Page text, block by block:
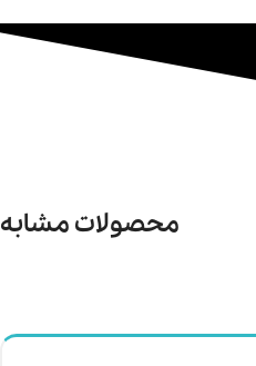
محصولات مشابه